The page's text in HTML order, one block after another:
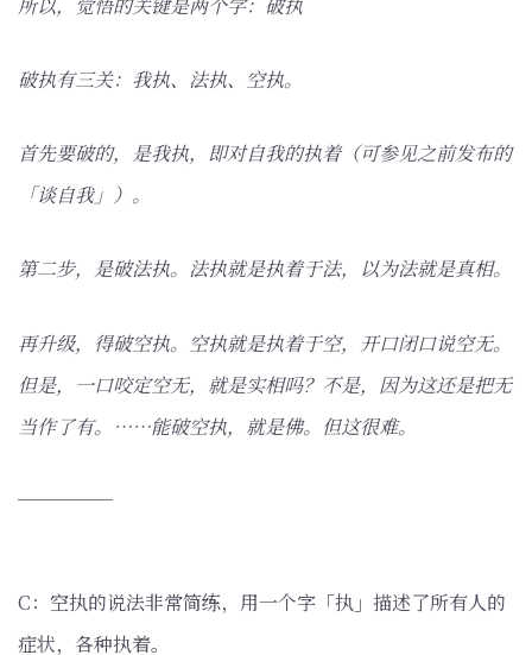
破执有三关：我执、法执、空执。
首先要破的，是我执，即对自我的执着（可参见之前发布的
「谈自我」）。
第二步，是破法执。法执就是执着于法，以为法就是真相。
再升级，得破空执。空执就是执着于空，开口闭口说空无。
但是，一口咬定空无，就是实相吗？不是，因为这还是把无
当作了有。……能破空执，就是佛。但这很难。
─────
C：空执的说法非常简练，用一个字「执」描述了所有人的
症状，各种执着。